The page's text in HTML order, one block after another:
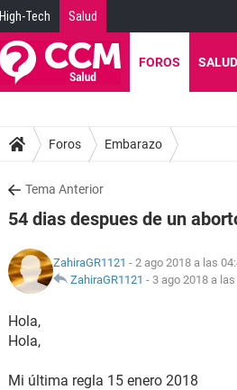
High-Tech Salud
FOROS SALUD
Foros Embarazo
Tema Anterior
54 dias despues de un
ZahiraGR1121 - 2 ago 2018 a las
ZahiraGR1121 - 3 ago 2018 a
Hola,
Hola,
Mi última regla 15 enero 2018